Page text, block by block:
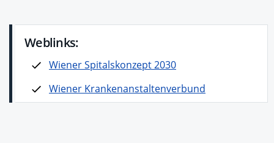
Weblinks:
Wiener Spitalskonzept 2030
Wiener Krankenanstaltenverbund